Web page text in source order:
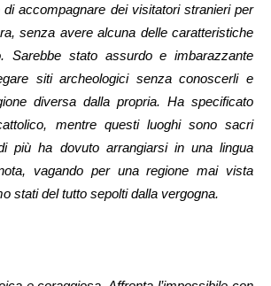
di accompagnare dei visitatori stranieri per
senza avere alcuna delle caratteristiche
Sarebbe stato assurdo e imbarazzante
siti archeologici senza conoscerli e
diversa dalla propria. Ha specificato
mentre questi luoghi sono sacri
più ha dovuto arrangiarsi in una lingua
vagando per una regione mai vista
stati del tutto sepolti dalla vergogna.